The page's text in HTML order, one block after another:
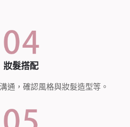
妝髮搭配
通，確認風格與妝髮造型等。